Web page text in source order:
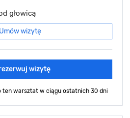
głowicą
Umów wizytę
wizytę
ten warsztat w ciągu ostatnich 30 dni